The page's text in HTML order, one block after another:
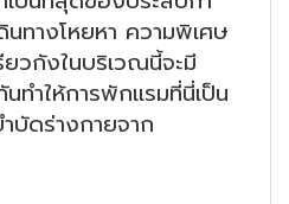
ทางโหยหา ความพิเศษ
วกังในบริเวณนี้จะมี
ทำให้การพักแรมที่นี่เป็น
บัดร่างกายจาก